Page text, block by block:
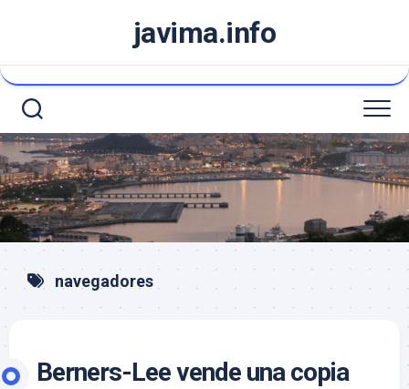
javima.info
navegadores
Berners-Lee vende una copia